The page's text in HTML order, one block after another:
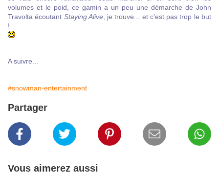
volumes et le poid, ce gamin a un peu une démarche de John
Travolta écoutant Staying Alive, je trouve... et c'est pas trop le but
!
A suivre...
#snowman-entertainment
Partager
Vous aimerez aussi